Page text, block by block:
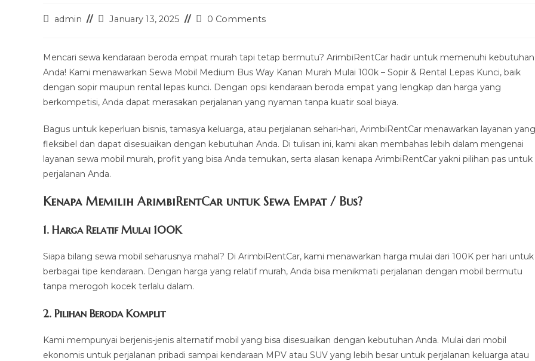
Postadmin
PostJanuary 13, 2025
Post0 Comments
Mencari sewa kendaraan beroda empat murah tapi tetap bermutu? ArimbiRentCar hadir untuk memenuhi kebutuhan
Anda! Kami menawarkan Sewa Mobil Medium Bus Way Kanan Murah Mulai 100k – Sopir & Rental Lepas Kunci, baik
dengan sopir maupun rental lepas kunci. Dengan opsi kendaraan beroda empat yang lengkap dan harga yang
berkompetisi, Anda dapat merasakan perjalanan yang nyaman tanpa kuatir soal biaya.
Bagus untuk keperluan bisnis, tamasya keluarga, atau perjalanan sehari-hari, ArimbiRentCar menawarkan layanan yang
fleksibel dan dapat disesuaikan dengan kebutuhan Anda. Di tulisan ini, kami akan membahas lebih dalam mengenai
layanan sewa mobil murah, profit yang bisa Anda temukan, serta alasan kenapa ArimbiRentCar yakni pilihan pas untuk
perjalanan Anda.
Kenapa Memilih ArimbiRentCar untuk Sewa Empat / Bus?
1. Harga Relatif Mulai 100K
Siapa bilang sewa mobil seharusnya mahal? Di ArimbiRentCar, kami menawarkan harga mulai dari 100K per hari untuk
berbagai tipe kendaraan. Dengan harga yang relatif murah, Anda bisa menikmati perjalanan dengan mobil bermutu
tanpa merogoh kocek terlalu dalam.
2. Pilihan Beroda Komplit
Kami mempunyai berjenis-jenis alternatif mobil yang bisa disesuaikan dengan kebutuhan Anda. Mulai dari mobil
ekonomis untuk perjalanan pribadi sampai kendaraan MPV atau SUV yang lebih besar untuk perjalanan keluarga atau